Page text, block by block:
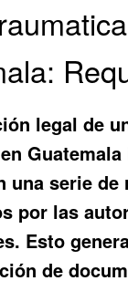
legal de
una serie de
por las
Esto
de